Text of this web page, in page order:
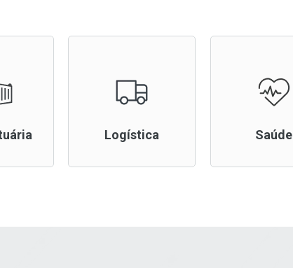
Logística Saúde